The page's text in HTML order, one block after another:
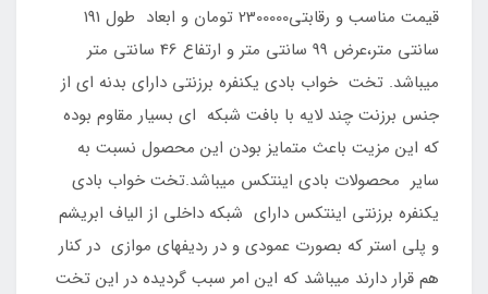
قیمت مناسب و رقابتی2300000 تومان و ابعاد طول 191
سانتی متر،عرض 99 سانتی متر و ارتفاع 46 سانتی متر
میباشد. تخت خواب بادی یکنفره برزنتی دارای بدنه ای از
جنس برزنت چند لایه با بافت شبکه ای بسیار مقاوم بوده
که این مزیت باعث متمایز بودن این محصول نسبت به
سایر محصولات بادی اینتکس میباشد.تخت خواب بادی
یکنفره برزنتی اینتکس دارای شبکه داخلی از الیاف ابریشم
و پلی استر که بصورت عمودی و در ردیفهای موازی در کنار
هم قرار دارند میباشد که این امر سبب گردیده در این تخت